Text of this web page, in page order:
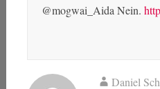
@mogwai_Aida Nein.
Daniel